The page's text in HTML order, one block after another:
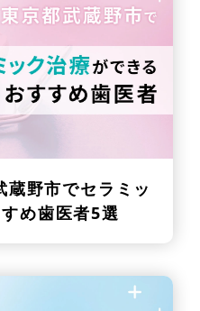
蔵野市でセラミッ
め歯医者5選